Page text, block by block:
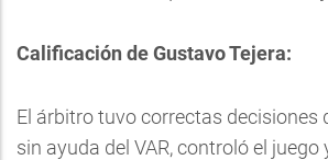
Calificación de Gustavo Tejera:
El árbitro tuvo correctas decisiones
sin ayuda del VAR, controló el juego